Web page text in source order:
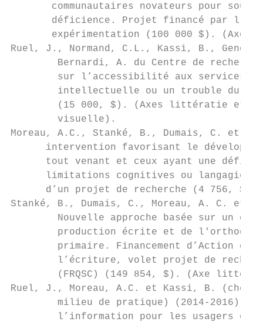
communautaires novateurs pour
déficience. Projet financé par
expérimentation (100 000 $). (Axes
Ruel, J., Normand, C.L., Kassi, B.,
Bernardi, A. du Centre de
sur l’accessibilité aux services
intellectuelle ou un trouble du
(15 000, $). (Axes littératie et
        visuelle).
Moreau, A.C., Stanké, B., Dumais, C. et
intervention favorisant le
tout venant et ceux ayant une
limitations cognitives ou
d’un projet de recherche (4 756,
Stanké, B., Dumais, C., Moreau, A. C. et
Nouvelle approche basée sur un
production écrite et de
primaire. Financement d’Action
l’écriture, volet projet de
(FRQSC) (149 854, $). (Axe
Ruel, J., Moreau, A.C. et Kassi, B.
milieu de pratique) (2014-2016).
l’information pour les usagers et